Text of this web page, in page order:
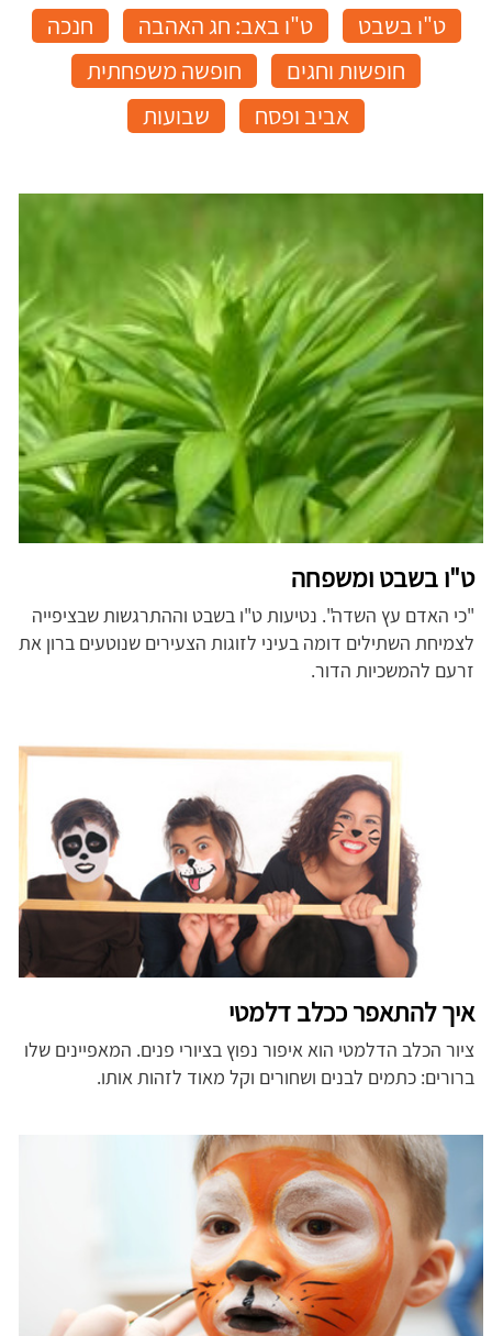
ט"ו בשבט
ט"ו באב: חג האהבה
חנכה
חופשות וחגים
חופשה משפחתית
אביב ופסח
שבועות
ט"ו בשבט ומשפחה
"כי האדם עץ השדה". נטיעות ט"ו בשבט וההתרגשות שבציפייה
לצמיחת השתילים דומה בעיני לזוגות הצעירים שנוטעים ברון את
זרעם להמשכיות הדור.
איך להתאפר ככלב דלמטי
ציור הכלב הדלמטי הוא איפור נפוץ בציורי פנים. המאפיינים שלו
ברורים: כתמים לבנים ושחורים וקל מאוד לזהות אותו.